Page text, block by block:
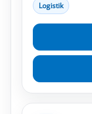
Logistik